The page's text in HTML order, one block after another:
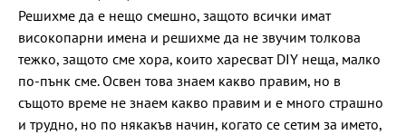
Решихме да е нещо смешно, защото всички имат
високопарни имена и решихме да не звучим толкова
тежко, защото сме хора, които харесват DIY неща, малко
по-пънк сме. Освен това знаем какво правим, но в
същото време не знаем какво правим и е много страшно
и трудно, но по някакъв начин, когато се сетим за името,